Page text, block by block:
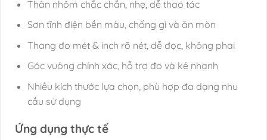
Thân nhôm chắc chắn, nhẹ, dễ thao tác
Sơn tĩnh điện bền màu, chống gỉ và ăn mòn
Thang đo mét & inch rõ nét, dễ đọc, không phai
Góc vuông chính xác, hỗ trợ đo và kẻ nhanh
Nhiều kích thước lựa chọn, phù hợp đa dạng nhu
cầu sử dụng
Ứng dụng thực tế